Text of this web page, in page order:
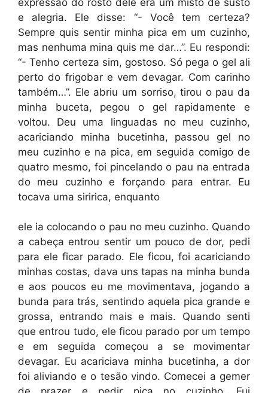
e alegria. Ele disse: “- Você tem certeza?
Sempre quis sentir minha pica em um cuzinho,
mas nenhuma mina quis me dar…”. Eu respondi:
“- Tenho certeza sim, gostoso. Só pega o gel ali
perto do frigobar e vem devagar. Com carinho
também…”. Ele abriu um sorriso, tirou o pau da
minha buceta, pegou o gel rapidamente e
voltou. Deu uma linguadas no meu cuzinho,
acariciando minha bucetinha, passou gel no
meu cuzinho e na pica, em seguida comigo de
quatro mesmo, foi pincelando o pau na entrada
do meu cuzinho e forçando para entrar. Eu
tocava uma siririca, enquanto
ele ia colocando o pau no meu cuzinho. Quando
a cabeça entrou sentir um pouco de dor, pedi
para ele ficar parado. Ele ficou, foi acariciando
minhas costas, dava uns tapas na minha bunda
e aos poucos eu me movimentava, jogando a
bunda para trás, sentindo aquela pica grande e
grossa, entrando mais e mais. Quando senti
que entrou tudo, ele ficou parado por um tempo
e em seguida começou a se movimentar
devagar. Eu acariciava minha bucetinha, a dor
foi aliviando e o tesão vindo. Comecei a gemer